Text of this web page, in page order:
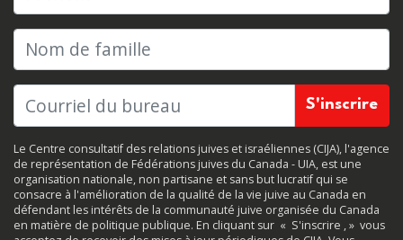
Nom de famille
Le Centre consultatif des relations juives et israéliennes (CIJA), l'agence
de représentation de Fédérations juives du Canada - UIA, est une
organisation nationale, non partisane et sans but lucratif qui se
consacre à l'amélioration de la qualité de la vie juive au Canada en
défendant les intérêts de la communauté juive organisée du Canada
en matière de politique publique. En cliquant sur « S'inscrire , » vous